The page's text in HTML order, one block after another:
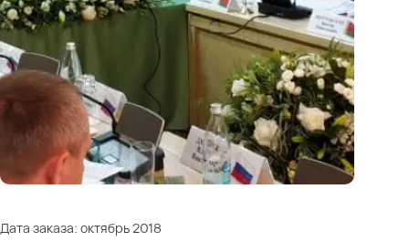
Дата заказа: октябрь 2018